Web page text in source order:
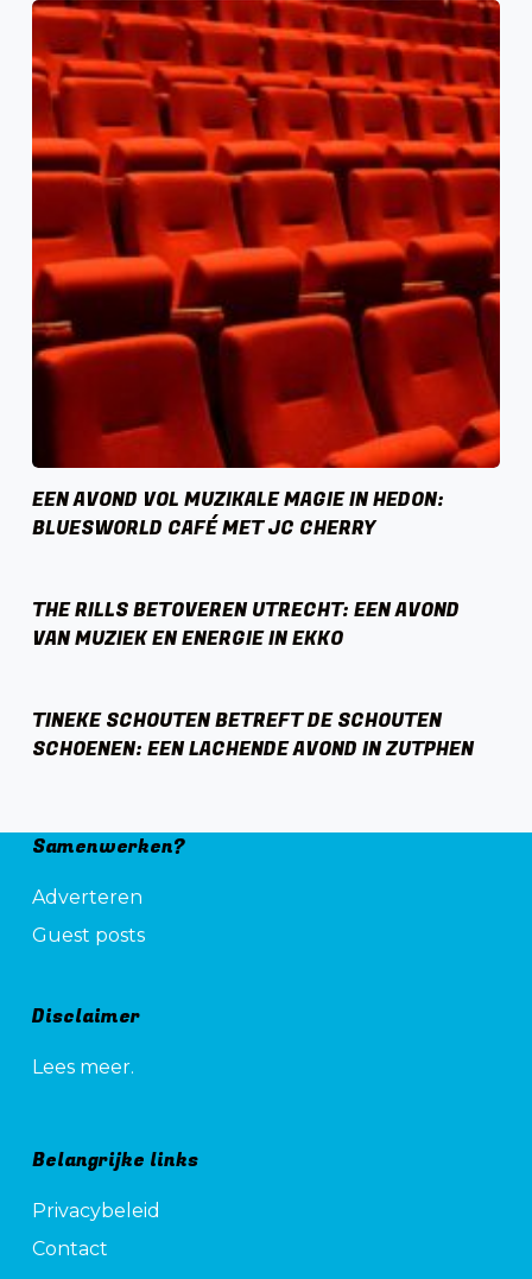
EEN AVOND VOL MUZIKALE MAGIE IN HEDON:
BLUESWORLD CAFÉ MET JC CHERRY
THE RILLS BETOVEREN UTRECHT: EEN AVOND
VAN MUZIEK EN ENERGIE IN EKKO
TINEKE SCHOUTEN BETREFT DE SCHOUTEN
SCHOENEN: EEN LACHENDE AVOND IN ZUTPHEN
Samenwerken?
Adverteren
Guest posts
Disclaimer
Lees meer.
Belangrijke links
Privacybeleid
Contact